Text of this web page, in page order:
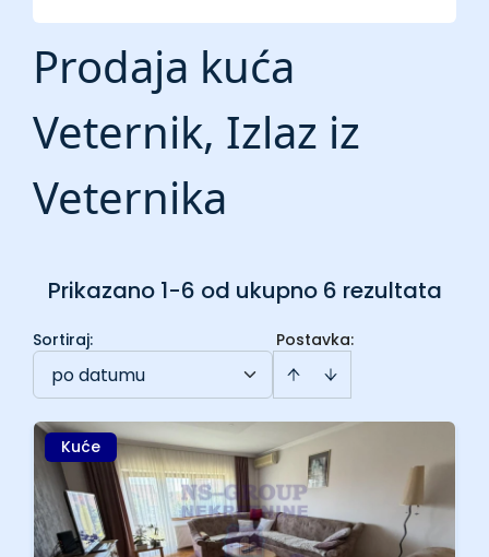
Prodaja kuća
Veternik, Izlaz iz
Veternika
Prikazano 1-6 od ukupno 6 rezultata
Postavka:
Sortiraj:
po datumu
Kuće